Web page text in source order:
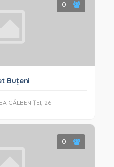
0
Buțeni
GĂLBENIŢEI, 26
0